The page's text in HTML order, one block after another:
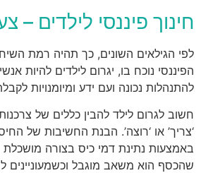
חינוך פיננסי לילדים –
לפי הגילאים השונים, כך תהיה רמת
הפיננסי נוכח בו, יגרום לילדים להיות
להתנהלות נכונה ועם ידע ומיומנויות
חשוב לגרום לילד להבין כללים של
‘צריך’ או ‘רוצה’. הבנת החשיבות של
באמצעות נתינת דמי כיס בצורה מושכלת
שהכסף הוא משאב מוגבל וכשמעוניינים